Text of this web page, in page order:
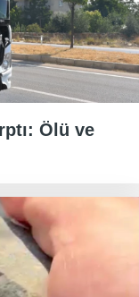
Ölü ve